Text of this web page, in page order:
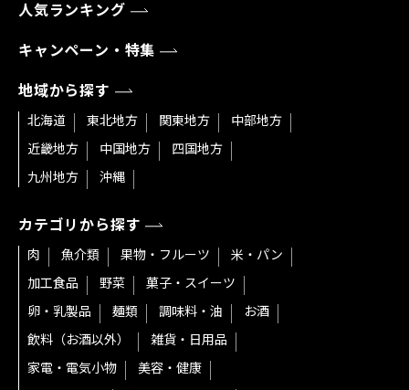
人気ランキング
キャンペーン・特集
地域から探す
北海道 東北地方 関東地方
中部地方
近畿地方
中国地方
四国地方
九州地方
沖縄
カテゴリから探す
肉 魚介類 果物・フルーツ
米・パン
加工食品
野菜
菓子・スイーツ
卵・乳製品
麺類 調味料・油
お酒
飲料（お酒以外）
雑貨・日用品
家電・電気小物
美容・健康